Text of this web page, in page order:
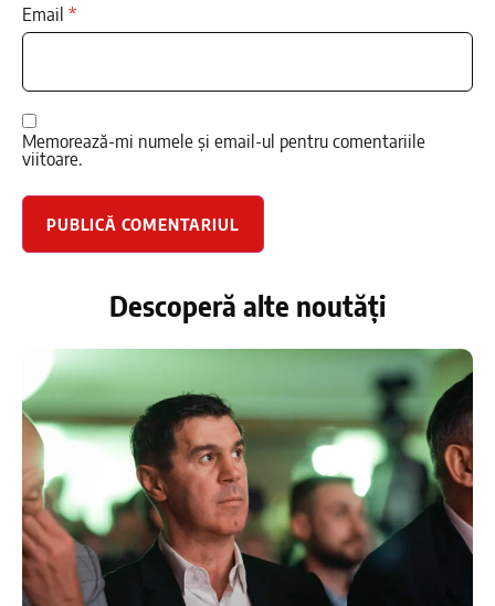
Email *
Memorează-mi numele și email-ul pentru comentariile
viitoare.
Descoperă alte noutăți